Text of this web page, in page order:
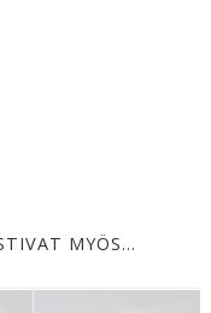
MYÖS…